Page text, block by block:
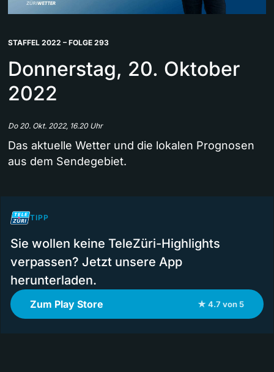
STAFFEL 2022 – FOLGE 293
Donnerstag, 20. Oktober
2022
Do 20. Okt. 2022, 16.20 Uhr
Das aktuelle Wetter und die lokalen Prognosen
aus dem Sendegebiet.
TIPP
Sie wollen keine TeleZüri-Highlights
verpassen? Jetzt unsere App
herunterladen.
Zum Play Store ★ 4.7 von 5